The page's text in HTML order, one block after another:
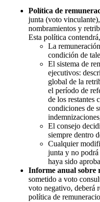
Política de
junta (voto
nombramientos y
Esta política
La
condición de
El sistema de
ejecutivos:
global de la
el período de
de los restantes
condiciones de
El consejo
siempre dentro
Cualquier
junta y no podrá
haya sido
Informe anual sobre
sometido a voto
voto negativo, deberá
política de